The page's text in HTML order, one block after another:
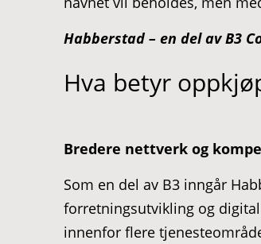
Habberstad – en del av B3
Hva betyr
Bredere nettverk og
Som en del av B3 inngår
forretningsutvikling og
innenfor flere